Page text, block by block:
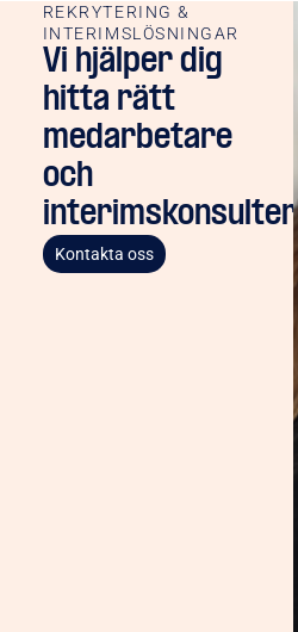
REKRYTERING &
INTERIMSLÖSNINGAR
Vi hjälper dig
hitta rätt
medarbetare
och
interimskonsulter
Kontakta oss